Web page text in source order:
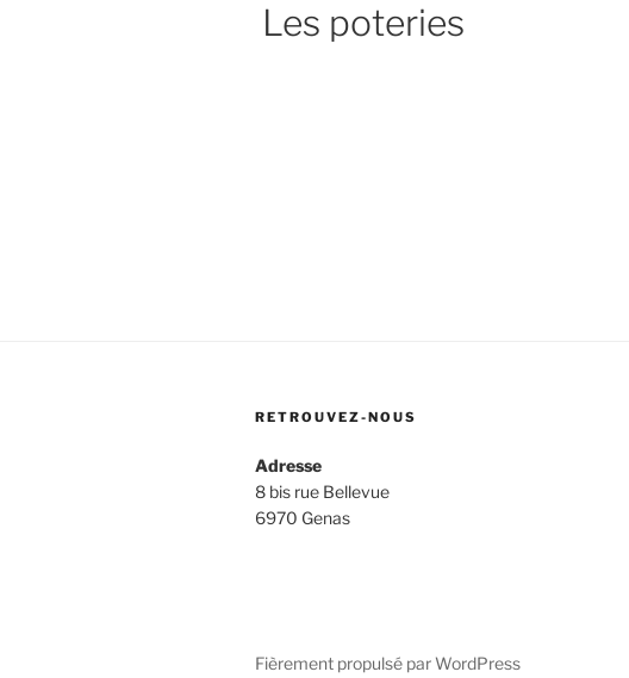
Les poteries
RETROUVEZ-NOUS
Adresse
8 bis rue Bellevue
6970 Genas
Fièrement propulsé par WordPress